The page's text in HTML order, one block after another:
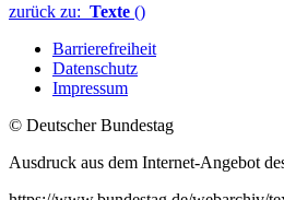
zurück zu: Texte ()
Barrierefreiheit
Datenschutz
Impressum
© Deutscher Bundestag
Ausdruck aus dem Internet-Angebot